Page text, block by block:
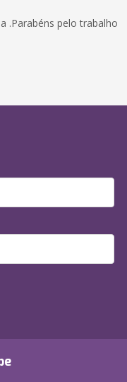
.Parabéns pelo trabalho